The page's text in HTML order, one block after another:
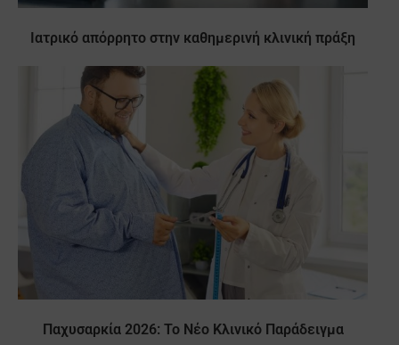
Ιατρικό απόρρητο στην καθημερινή κλινική πράξη
Παχυσαρκία 2026: Το Νέο Κλινικό Παράδειγμα